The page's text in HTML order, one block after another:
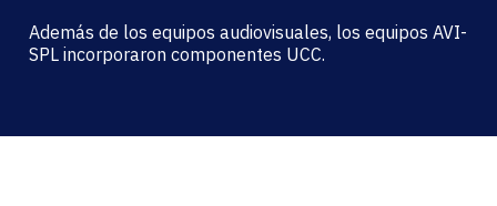
Además de los equipos audiovisuales, los equipos AVI-
SPL incorporaron componentes UCC.